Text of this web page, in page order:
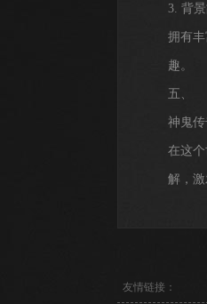
3. 背
拥有
趣。
五、
神鬼
在这
解，激
友情链接：